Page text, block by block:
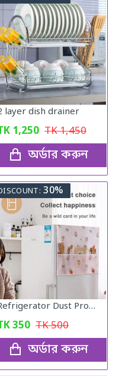
layer dish drainer
1,250 TK1,450
অর্ডার করুন
30%
Refrigerator Dust Proof Cover
350 TK500
অর্ডার করুন